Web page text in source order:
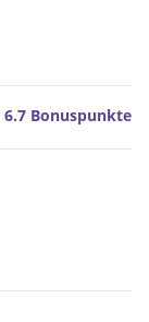
6.7 Bonuspunkte